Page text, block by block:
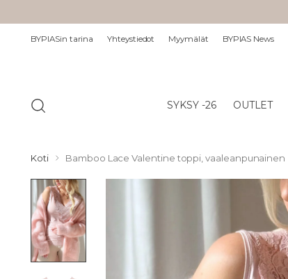
BYPIASin tarina Yhteystiedot Myymälät BYPIAS News
SYKSY -26 OUTLET
Koti Bamboo Lace Valentine toppi, vaaleanpunainen